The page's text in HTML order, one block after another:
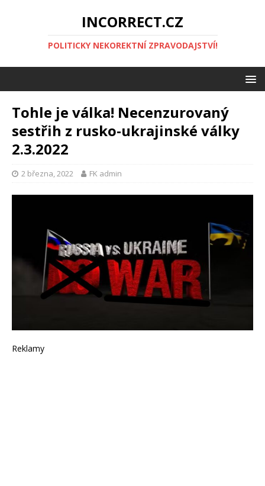
INCORRECT.CZ
POLITICKY NEKOREKTNÍ ZPRAVODAJSTVÍ!
Tohle je válka! Necenzurovaný
sestřih z rusko-ukrajinské války
2.3.2022
2 března, 2022 FK admin
Reklamy